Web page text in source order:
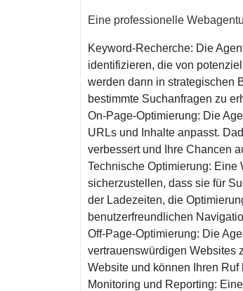
Eine professionelle
Keyword-Recherche: Die
identifizieren, die von
werden dann in strategischen
bestimmte Suchanfragen zu
On-Page-Optimierung: Die
URLs und Inhalte anpasst.
verbessert und Ihre Chancen
Technische Optimierung: Eine
sicherzustellen, dass sie für
der Ladezeiten, die
benutzerfreundlichen
Off-Page-Optimierung: Die
vertrauenswürdigen Websites
Website und können Ihren
Monitoring und Reporting: